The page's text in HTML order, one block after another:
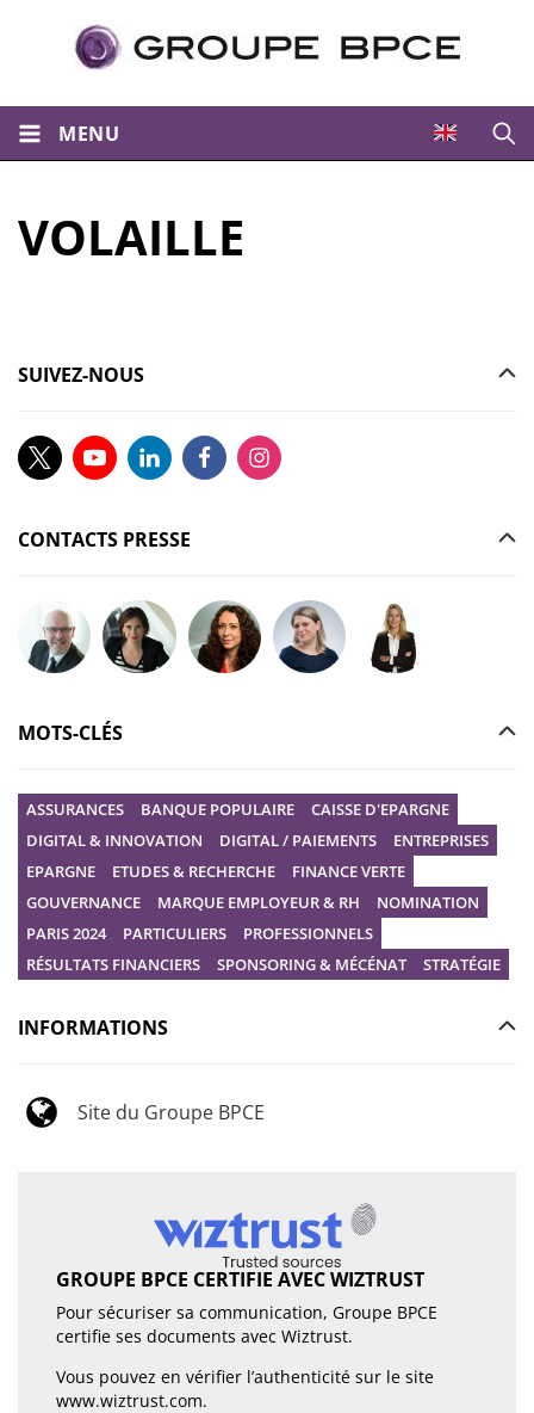
MENU
VOLAILLE
SUIVEZ-NOUS
CONTACTS PRESSE
Poser votre question à Christophe GILBERT
Poser votre question à Fanny KERECKI
Poser votre question à Mélissa
Poser votre question à Marine
Poser votre question
MOTS-CLÉS
ASSURANCES BANQUE POPULAIRE
CAISSE D'EPARGNE
DIGITAL & INNOVATION
DIGITAL / PAIEMENTS
ENTREPRISES
EPARGNE
ETUDES & RECHERCHE
FINANCE VERTE
GOUVERNANCE
MARQUE EMPLOYEUR & RH
NOMINATION
PARIS 2024
PARTICULIERS
PROFESSIONNELS
RÉSULTATS FINANCIERS
SPONSORING & MÉCÉNAT STRATÉGIE
INFORMATIONS
Site du Groupe BPCE
GROUPE BPCE CERTIFIE AVEC WIZTRUST
Pour sécuriser sa communication, Groupe BPCE
certifie ses documents avec Wiztrust.
Vous pouvez en vérifier l’authenticité sur le site
www.wiztrust.com.